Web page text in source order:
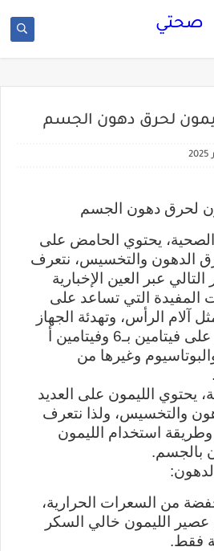
صحتي
لحرق دهون الجسم
لحرق دهون الجسم
الصحية، يحتوي الحامض على
الدهون والتخسيس، نتعرف
عبر العين الإخبارية
المفيدة التي تساعد على
آلام الرأس، وتهدئة الجهاز
العصبي، حيث يحتوي على فيتامين بـ6 وفيتامين أ
وغيرها من
يحتوي الليمون على العديد
والتخسيس، ولذا نتعرف
استخدام الليمون
بالجسم.
من السعرات الحرارية،
الليمون خالي السكر